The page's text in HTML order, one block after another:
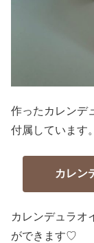
作ったカレンデ
付属しています。
カレン
カレンデュラオ
ができます♡